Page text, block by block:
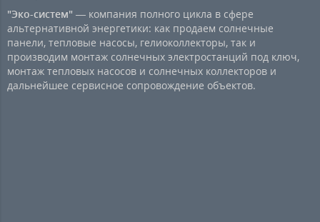
"Эко-систем" — компания полного цикла в сфере
альтернативной энергетики: как продаем солнечные
панели, тепловые насосы, гелиоколлекторы, так и
производим монтаж солнечных электростанций под ключ,
монтаж тепловых насосов и солнечных коллекторов и
дальнейшее сервисное сопровождение объектов.